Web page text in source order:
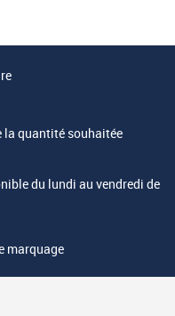
la quantité souhaitée
du lundi au vendredi de
marquage